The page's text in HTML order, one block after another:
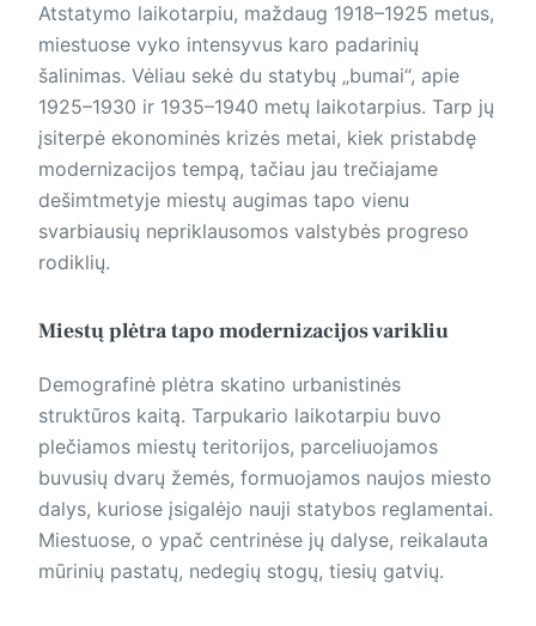
Atstatymo laikotarpiu, maždaug 1918–1925 metus,
miestuose vyko intensyvus karo padarinių
šalinimas. Vėliau sekė du statybų „bumai“, apie
1925–1930 ir 1935–1940 metų laikotarpius. Tarp jų
įsiterpė ekonominės krizės metai, kiek pristabdę
modernizacijos tempą, tačiau jau trečiajame
dešimtmetyje miestų augimas tapo vienu
svarbiausių nepriklausomos valstybės progreso
rodiklių.
Miestų plėtra tapo modernizacijos varikliu
Demografinė plėtra skatino urbanistinės
struktūros kaitą. Tarpukario laikotarpiu buvo
plečiamos miestų teritorijos, parceliuojamos
buvusių dvarų žemės, formuojamos naujos miesto
dalys, kuriose įsigalėjo nauji statybos reglamentai.
Miestuose, o ypač centrinėse jų dalyse, reikalauta
mūrinių pastatų, nedegių stogų, tiesių gatvių.